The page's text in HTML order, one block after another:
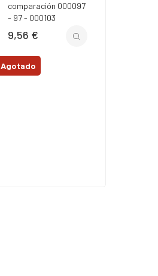
comparación 000097
- 97 - 000103
Precio
9,56 €
Agotado